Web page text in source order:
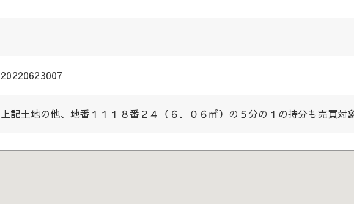
20220623007
上記土地の他、地番１１１８番２４（６．０６㎡）の５分の１の持分も売買対